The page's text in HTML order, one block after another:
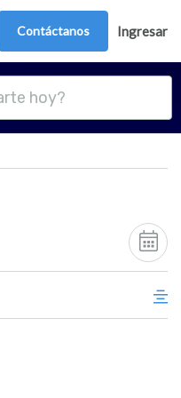
Contáctanos Ingresar